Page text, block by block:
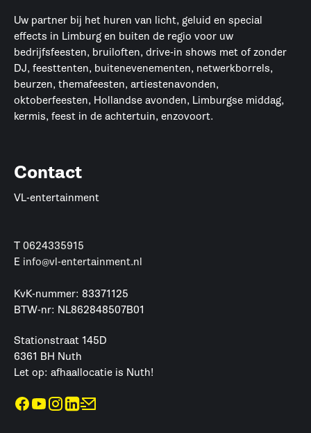
Uw partner bij het huren van licht, geluid en special
effects in Limburg en buiten de regio voor uw
bedrijfsfeesten, bruiloften, drive-in shows met of zonder
DJ, feesttenten, buitenevenementen, netwerkborrels,
beurzen, themafeesten, artiestenavonden,
oktoberfeesten, Hollandse avonden, Limburgse middag,
kermis, feest in de achtertuin, enzovoort.
Contact
VL-entertainment
T 0624335915
E info@vl-entertainment.nl
KvK-nummer: 83371125
BTW-nr: NL862848507B01
Stationstraat 145D
6361 BH Nuth
Let op: afhaallocatie is Nuth!